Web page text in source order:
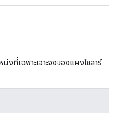
งที่เฉพาะเจาะจงของแผงโซลาร์